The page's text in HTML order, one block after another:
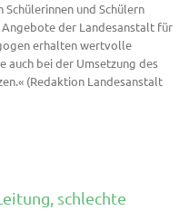
Labs
und Schülern
der Landesanstalt für
erhalten wertvolle
auch bei der Umsetzung des
(Redaktion Landesanstalt
schlechte